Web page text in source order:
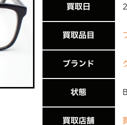
買取日
買取品目
ブランド
状態
買取店舗